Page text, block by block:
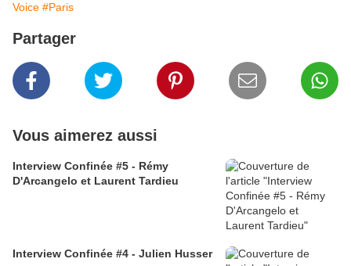
Voice #Paris
Partager
Vous aimerez aussi
Interview Confinée #5 - Rémy
D'Arcangelo et Laurent Tardieu
Interview Confinée #4 - Julien Husser